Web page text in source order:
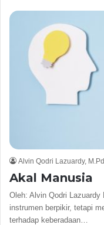
Alvin Qodri Lazuardy, M.Pd
Akal Manusia
Oleh: Alvin Qodri
instrumen berpikir, tetapi
terhadap keberadaan…